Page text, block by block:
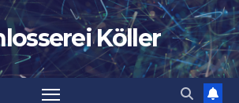
Köller